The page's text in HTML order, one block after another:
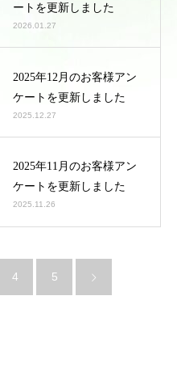
ートを更新しました
2026.01.27
2025年12月のお客様アン
ケートを更新しました
2025.12.27
2025年11月のお客様アン
ケートを更新しました
2025.11.26
4 5